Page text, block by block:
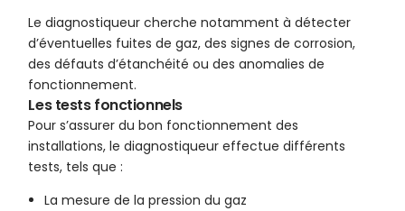
Le diagnostiqueur cherche notamment à détecter
d’éventuelles fuites de gaz, des signes de corrosion,
des défauts d’étanchéité ou des anomalies de
fonctionnement.
Les tests fonctionnels
Pour s’assurer du bon fonctionnement des
installations, le diagnostiqueur effectue différents
tests, tels que :
La mesure de la pression du gaz